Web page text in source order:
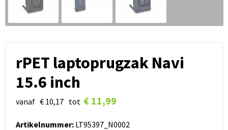
rPET laptoprugzak Navi
15.6 inch
vanaf € 10,17 tot € 11,99
Artikelnummer:LT95397_N0002